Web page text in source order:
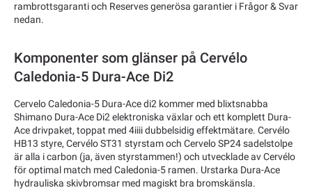
rambrottsgaranti och Reserves generösa garantier i Frågor & Svar
nedan.
Komponenter som glänser på Cervélo
Caledonia-5 Dura-Ace Di2
Cervelo Caledonia-5 Dura-Ace di2 kommer med blixtsnabba
Shimano Dura-Ace Di2 elektroniska växlar och ett komplett Dura-
Ace drivpaket, toppat med 4iiii dubbelsidig effektmätare. Cervélo
HB13 styre, Cervélo ST31 styrstam och Cervelo SP24 sadelstolpe
är alla i carbon (ja, även styrstammen!) och utvecklade av Cervélo
för optimal match med Caledonia-5 ramen. Urstarka Dura-Ace
hydrauliska skivbromsar med magiskt bra bromskänsla.